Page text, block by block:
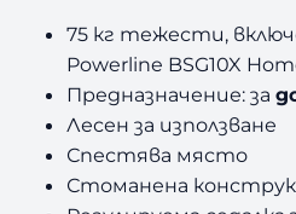
75 кг тежести,
Powerline BSG10X
Предназначение: за
Лесен за използване
Спестява място
Стоманена